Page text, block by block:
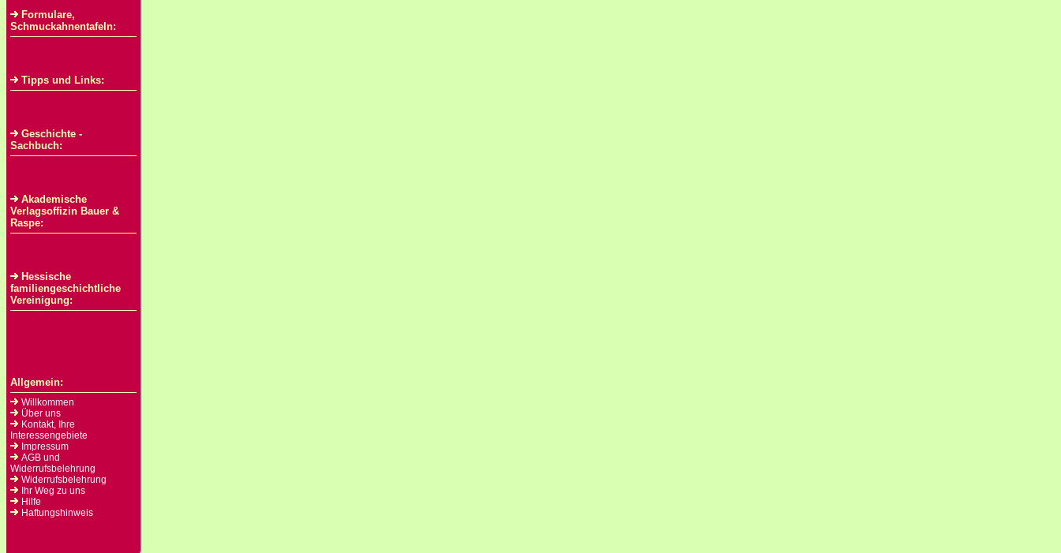
Formulare,
Schmuckahnentafeln:
Tipps und Links:
Geschichte -
Sachbuch:
Akademische
Verlagsoffizin Bauer &
Raspe:
Hessische
familiengeschichtliche
Vereinigung:
Allgemein:
Willkommen
Über uns
Kontakt, Ihre
Interessengebiete
Impressum
AGB und
Widerrufsbelehrung
Widerrufsbelehrung
Ihr Weg zu uns
Hilfe
Haftungshinweis